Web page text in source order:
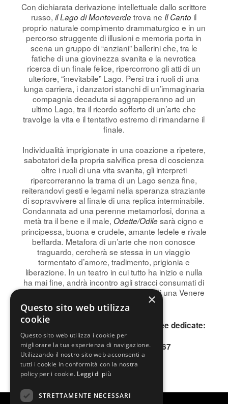
Con dichiarata derivazione intellettuale dallo scrittore
russo,il Lago di Monteverdetrova ne Il Canto il
proprio naturale compimento drammaturgico e in un
percorso struggente di illusioni e memoria porta in
scena un gruppo di “anziani” ballerini che, tra le
fatiche di una giovinezza svanita e la nevrotica
ricerca di un finale felice, ripercorrono gli atti di un
ulteriore, “inevitabile” Lago. Persi tra i ruoli di una
lunga carriera, i danzatori stanchi di un’immaginaria
compagnia decaduta si aggrapperanno ad un
ultimo Lago, tra il ricordo sofferto di un’arte che
travolge la vita e il tentativo estremo di rimandarne il
finale.
Individualità imprigionate in una coazione a ripetere,
sabotatori della propria salvifica presa di coscienza
oltre i ruoli di una vita svanita, gli interpreti
ripercorreranno la trama di un Lago senza fine,
reiterandovi gesti e legami nella speranza straziante
di sopravvivere al finale di una replica interminabile.
Condannata ad una perenne metamorfosi, donna a
metà tra il bene e il male, Odette/Odilesarà cigno e
principessa, buona e crudele, amante fedele e rivale
beffarda. Metafora di un’arte che non conosce
traguardo, cercherà se stessa in un viaggio
tormentato d’amore, tradimento, prigionia e
liberazione. In un teatro in cui tutto ha inizio e nulla
ha mai fine, andrà incontro agli stracci consumati di
una vita d’artista con lo spirito bianco di una Venere
per sempre giovane.
Per informazioni, contattare le due linee dedicate:
INFOLINE 0200640802
SMS o WhatsApp 345.3677167
×
Questo sito web utilizza
cookie
Questo sito web utilizza i cookie per
migliorare la tua esperienza di navigazione.
Utilizzando il nostro sito web acconsenti a
tutti i cookie in conformità con la nostra
policy per i cookie. Leggi di più
STRETTAMENTE NECESSARI